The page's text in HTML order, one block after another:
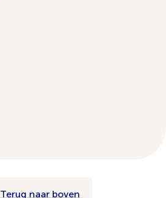
Terug naar boven